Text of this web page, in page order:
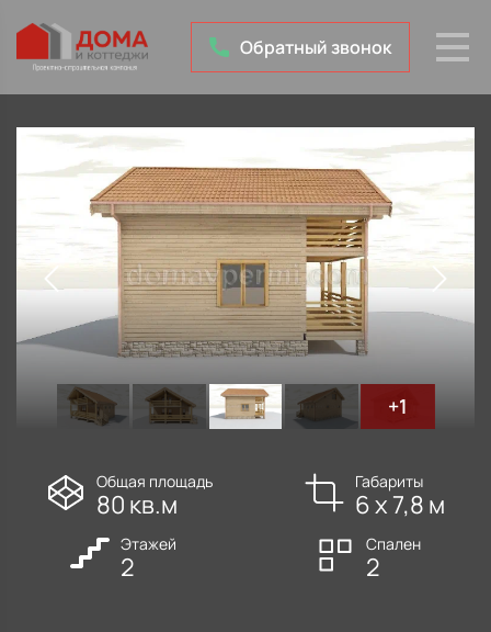
Обратный звонок
+1
Общая площадь
80 кв.м
Габариты
6 х 7,8 м
Этажей
2
Спален
2